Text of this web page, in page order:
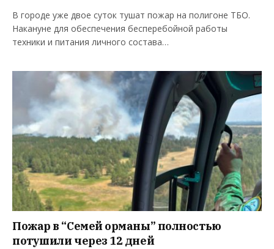
В городе уже двое суток тушат пожар на полигоне ТБО.
Накануне для обеспечения бесперебойной работы
техники и питания личного состава…
Пожар в “Семей орманы” полностью
потушили через 12 дней